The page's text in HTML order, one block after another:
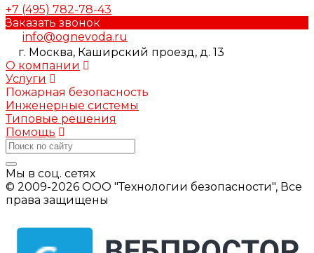
+7 (495) 782-78-43
Заказать звонок
info@ognevoda.ru
г. Москва, Каширский проезд, д. 13
О компании
Услуги
Пожарная безопасность
Инженерные системы
Типовые решения
Помощь
Мы в соц. сетях
© 2009-2026 ООО "Технологии безопасности", Все
права защищены